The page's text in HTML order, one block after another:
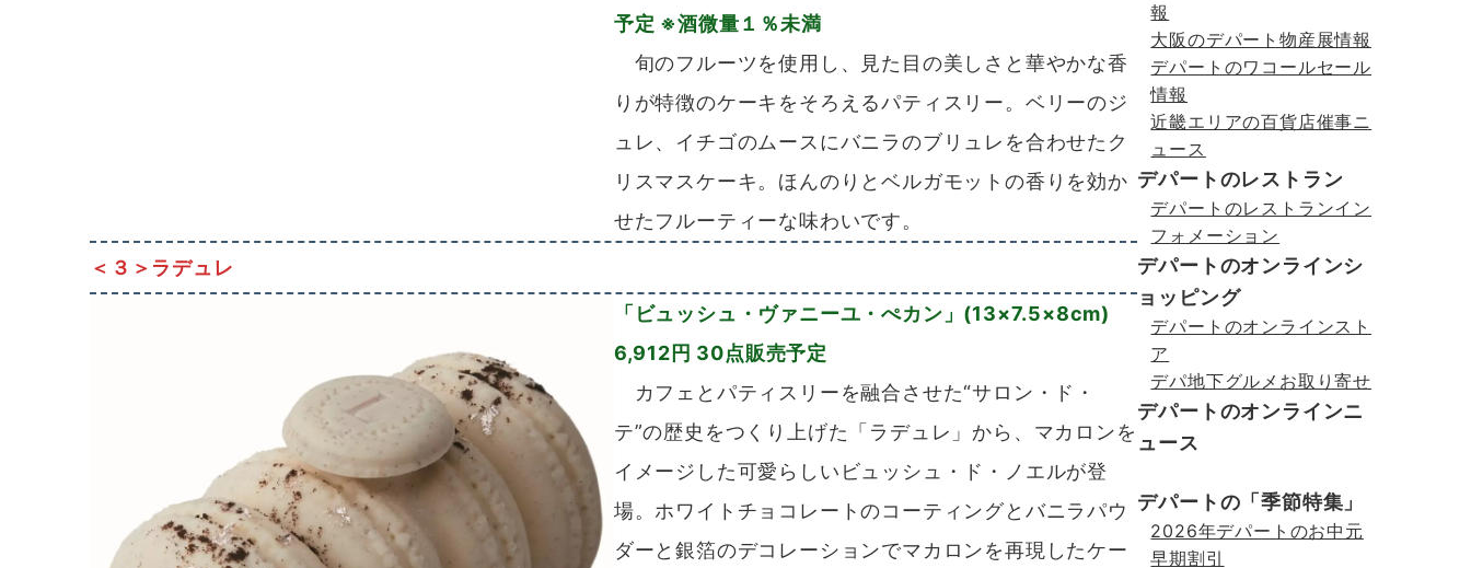
予定 ※酒微量１％未満
旬のフルーツを使用し、見た目の美しさと華やかな香
りが特徴のケーキをそろえるパティスリー。ベリーのジ
ュレ、イチゴのムースにバニラのブリュレを合わせたク
リスマスケーキ。ほんのりとベルガモットの香りを効か
せたフルーティーな味わいです。
＜ ３＞ラデュレ
「 ビュッシュ・ヴァニーユ・ぺカン」(13×7.5×8cm)
6,912円 30点販売予定
カフェとパティスリーを融合させた“サロン・ド・
テ”の歴史をつくり上げた「ラデュレ」から、マカロンを
イメージした可愛らしいビュッシュ・ド・ノエルが登
場。ホワイトチョコレートのコーティングとバニラパウ
ダーと銀箔のデコレーションでマカロンを再現したケー
報
大阪のデパート物産展情報
デパートのワコールセール
情報
近畿エリアの百貨店催事ニ
ュース
デパートのレストラン
デパートのレストランイン
フォメーション
デパートのオンラインシ
ョッピング
デパートのオンラインスト
ア
デパ地下グルメお取り寄せ
デパートのオンラインニ
ュース
デパートの「季節特集」
2026年デパートのお中元
早期割引